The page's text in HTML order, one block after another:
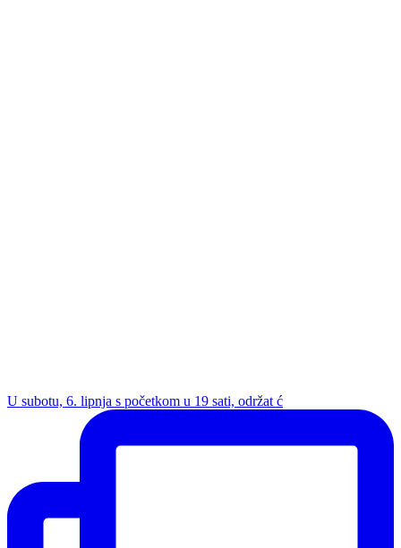
U subotu, 6. lipnja s početkom u 19 sati, održat ć